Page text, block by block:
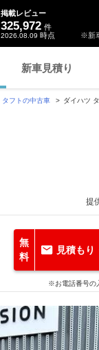
※新
掲載レビュー
325,972 件
2026.08.09 時点
新車見積り
タフトの中古車 ダイハツ
提
無
料
見積もり
※お電話番号の